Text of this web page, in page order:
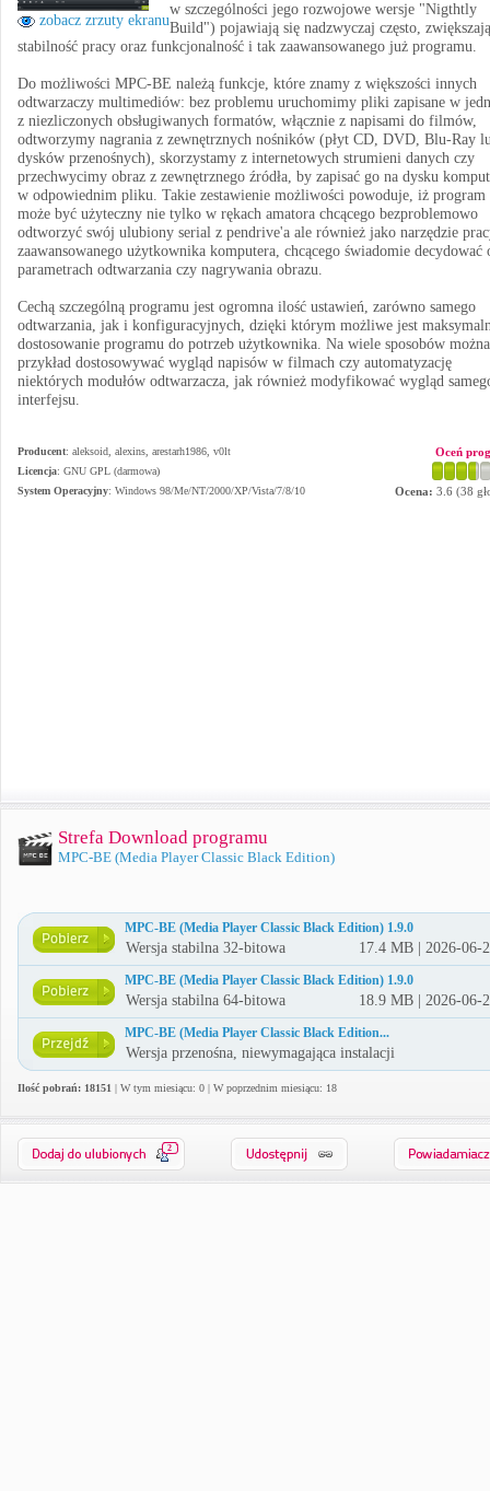
zobacz zrzuty ekranu
w szczególności jego rozwojowe wersje "Nigthtly
Build") pojawiają się nadzwyczaj często,
stabilność pracy oraz funkcjonalność i tak zaawansowanego już programu.
Do możliwości MPC-BE należą funkcje, które znamy z większości innych
odtwarzaczy multimediów: bez problemu uruchomimy pliki zapisane w
z niezliczonych obsługiwanych formatów, włącznie z napisami do filmów,
odtworzymy nagrania z zewnętrznych nośników (płyt CD, DVD, Blu-Ray
dysków przenośnych), skorzystamy z internetowych strumieni danych czy
przechwycimy obraz z zewnętrznego źródła, by zapisać go na dysku
w odpowiednim pliku. Takie zestawienie możliwości powoduje, iż program
może być użyteczny nie tylko w rękach amatora chcącego bezproblemowo
odtworzyć swój ulubiony serial z pendrive'a ale również jako narzędzie
zaawansowanego użytkownika komputera, chcącego świadomie decydować
parametrach odtwarzania czy nagrywania obrazu.
Cechą szczególną programu jest ogromna ilość ustawień, zarówno samego
odtwarzania, jak i konfiguracyjnych, dzięki którym możliwe jest
dostosowanie programu do potrzeb użytkownika. Na wiele sposobów
przykład dostosowywać wygląd napisów w filmach czy automatyzację
niektórych modułów odtwarzacza, jak również modyfikować wygląd
interfejsu.
Producent: aleksoid, alexins, arestarh1986, v0lt
Licencja: GNU GPL (darmowa)
System Operacyjny: Windows 98/Me/NT/2000/XP/Vista/7/8/10
Oceń
Ocena: 3.6 (38
Strefa Download programu
MPC-BE (Media Player Classic Black Edition)
MPC-BE (Media Player Classic Black Edition) 1.9.0
Wersja stabilna 32-bitowa 17.4 MB | 2026-06-
MPC-BE (Media Player Classic Black Edition) 1.9.0
Wersja stabilna 64-bitowa 18.9 MB | 2026-06-
MPC-BE (Media Player Classic Black Edition...
Wersja przenośna, niewymagająca instalacji
Ilość pobrań: 18151 | W tym miesiącu: 0 | W poprzednim miesiącu: 18
2